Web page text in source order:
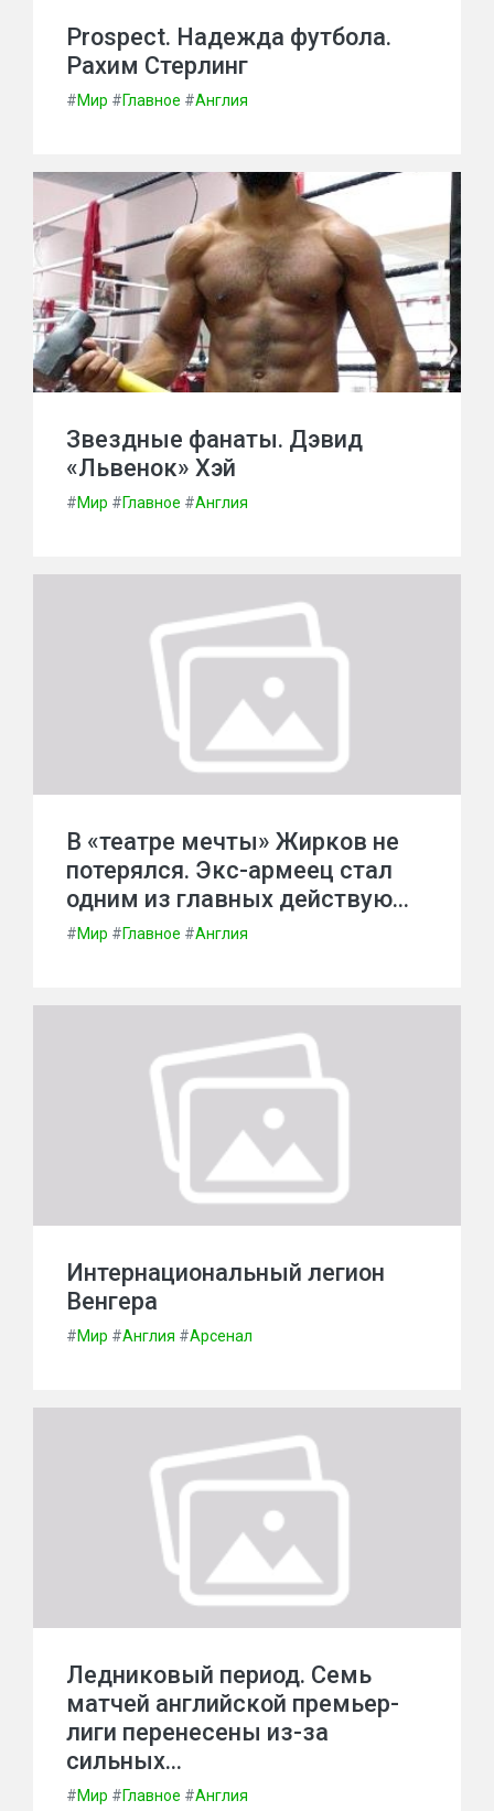
Prospect. Надежда футбола.
Рахим Стерлинг
#Мир #Главное #Англия
Звездные фанаты. Дэвид
«Львенок» Хэй
#Мир #Главное #Англия
В «театре мечты» Жирков не
потерялся. Экс-армеец стал
одним из главных действую…
#Мир #Главное #Англия
Интернациональный легион
Венгера
#Мир #Англия #Арсенал
Ледниковый период. Семь
матчей английской премьер-
лиги перенесены из-за
сильных…
#Мир #Главное #Англия